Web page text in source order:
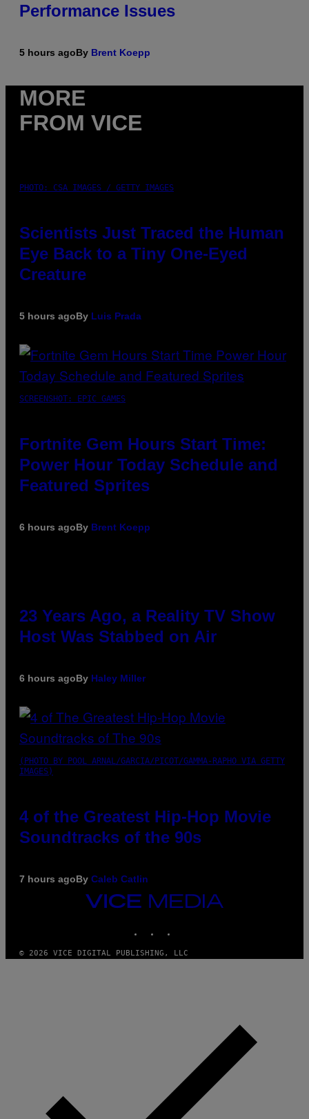
Performance Issues
5 hours agoBy Brent Koepp
MORE
FROM VICE
PHOTO: CSA IMAGES / GETTY IMAGES
Scientists Just Traced the Human
Eye Back to a Tiny One-Eyed
Creature
5 hours agoBy Luis Prada
SCREENSHOT: EPIC GAMES
Fortnite Gem Hours Start Time:
Power Hour Today Schedule and
Featured Sprites
6 hours agoBy Brent Koepp
23 Years Ago, a Reality TV Show
Host Was Stabbed on Air
6 hours agoBy Haley Miller
(PHOTO BY POOL ARNAL/GARCIA/PICOT/GAMMA-RAPHO VIA GETTY
IMAGES)
4 of the Greatest Hip-Hop Movie
Soundtracks of the 90s
7 hours agoBy Caleb Catlin
VICE
MEDIA
© 2026 VICE DIGITAL PUBLISHING, LLC